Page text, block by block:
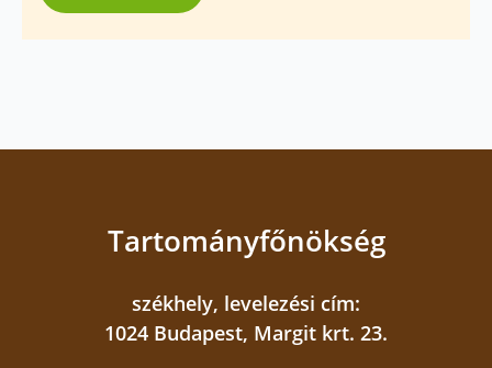
Tartományfőnökség
székhely, levelezési cím:
1024 Budapest, Margit krt. 23.